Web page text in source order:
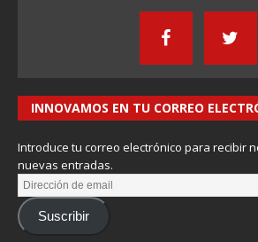
INNOVAMOS EN TU CORREO
Introduce tu correo electrónico para recibir
nuevas entradas.
Suscribir